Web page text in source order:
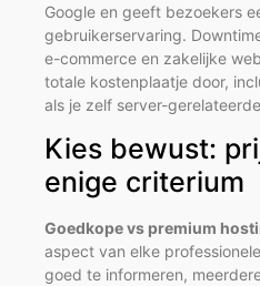
Google en geeft bezoekers
gebruikerservaring.
e-commerce en zakelijke
totale kostenplaatje door,
als je zelf server-
Kies bewust:
enige criterium
Goedkope vs premium
aspect van elke
goed te informeren,